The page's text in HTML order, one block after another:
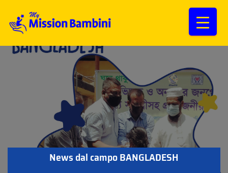
News dal campo BANGLADESH